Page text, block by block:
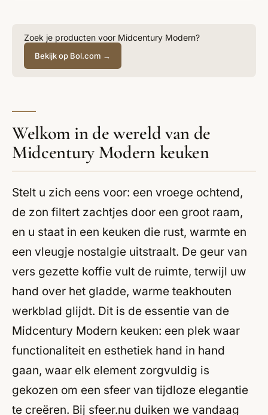
Zoek je producten voor Midcentury Modern?
Bekijk op Bol.com →
Welkom in de wereld van de
Midcentury Modern keuken
Stelt u zich eens voor: een vroege ochtend,
de zon filtert zachtjes door een groot raam,
en u staat in een keuken die rust, warmte en
een vleugje nostalgie uitstraalt. De geur van
vers gezette koffie vult de ruimte, terwijl uw
hand over het gladde, warme teakhouten
werkblad glijdt. Dit is de essentie van de
Midcentury Modern keuken: een plek waar
functionaliteit en esthetiek hand in hand
gaan, waar elk element zorgvuldig is
gekozen om een sfeer van tijdloze elegantie
te creëren. Bij sfeer.nu duiken we vandaag